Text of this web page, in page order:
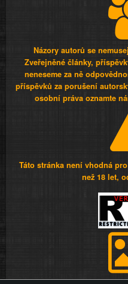
Názory autorů se
Zveřejněné články,
neneseme za ně
příspěvků za porušení
osobní práva oznamte
Táto stránka není vhodná
než 18 let,